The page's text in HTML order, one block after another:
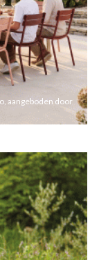
aangeboden door